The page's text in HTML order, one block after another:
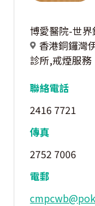
博愛醫院-世
香港銅鑼灣
診所,戒煙服務
聯絡電話
2416 7721
傳真
2752 7006
電郵